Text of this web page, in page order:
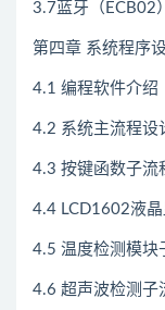
3.7蓝牙（ECB02）
第四章 系统程序
4.1 编程软件介绍
4.2 系统主流程设
4.3 按键函数子流
4.4 LCD1602液
4.5 温度检测模块
4.6 超声波检测子